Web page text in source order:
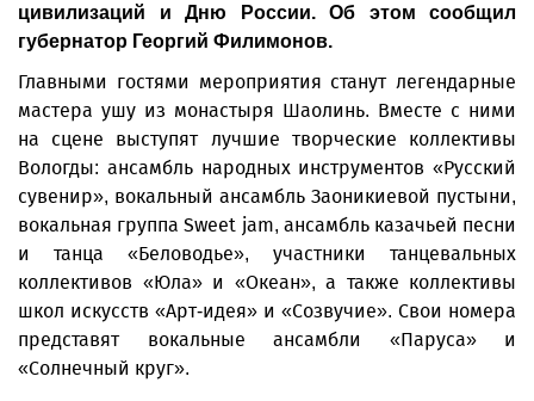
цивилизаций и Дню России. Об этом сообщил
губернатор Георгий Филимонов.
Главными гостями мероприятия станут легендарные
мастера ушу из монастыря Шаолинь. Вместе с ними
на сцене выступят лучшие творческие коллективы
Вологды: ансамбль народных инструментов «Русский
сувенир», вокальный ансамбль Заоникиевой пустыни,
вокальная группа Sweet jam, ансамбль казачьей песни
и танца «Беловодье», участники танцевальных
коллективов «Юла» и «Океан», а также коллективы
школ искусств «Арт-идея» и «Созвучие». Свои номера
представят вокальные ансамбли «Паруса» и
«Солнечный круг».